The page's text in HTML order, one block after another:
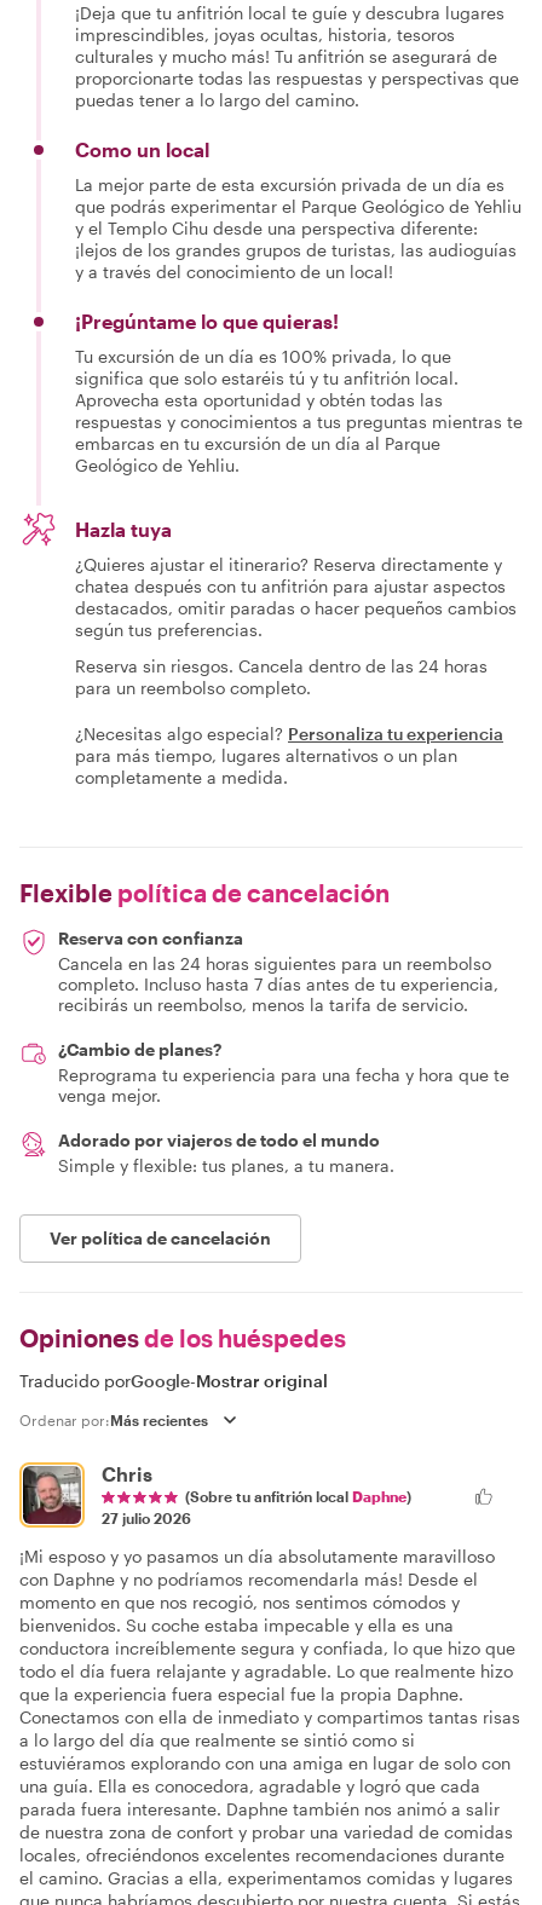
¡Deja que tu anfitrión local te guíe y descubra lugares
imprescindibles, joyas ocultas, historia, tesoros
culturales y mucho más! Tu anfitrión se asegurará de
proporcionarte todas las respuestas y perspectivas que
puedas tener a lo largo del camino.
Como un local
La mejor parte de esta excursión privada de un día es
que podrás experimentar el Parque Geológico de Yehliu
y el Templo Cihu desde una perspectiva diferente:
¡lejos de los grandes grupos de turistas, las audioguías
y a través del conocimiento de un local!
¡Pregúntame lo que quieras!
Tu excursión de un día es 100% privada, lo que
significa que solo estaréis tú y tu anfitrión local.
Aprovecha esta oportunidad y obtén todas las
respuestas y conocimientos a tus preguntas mientras te
embarcas en tu excursión de un día al Parque
Geológico de Yehliu.
Hazla tuya
¿Quieres ajustar el itinerario? Reserva directamente y
chatea después con tu anfitrión para ajustar aspectos
destacados, omitir paradas o hacer pequeños cambios
según tus preferencias.
Reserva sin riesgos. Cancela dentro de las 24 horas
para un reembolso completo.
¿Necesitas algo especial? Personaliza tu experiencia
para más tiempo, lugares alternativos o un plan
completamente a medida.
Flexible política de cancelación
Reserva con confianza
Cancela en las 24 horas siguientes para un reembolso
completo. Incluso hasta 7 días antes de tu experiencia,
recibirás un reembolso, menos la tarifa de servicio.
¿Cambio de planes?
Reprograma tu experiencia para una fecha y hora que te
venga mejor.
Adorado por viajeros de todo el mundo
Simple y flexible: tus planes, a tu manera.
Ver política de cancelación
Opinionesde los huéspedes
Traducido porGoogle-Mostrar original
Ordenar por:
Chris
(Sobre tu anfitrión local Daphne)
27 julio 2026
¡Mi esposo y yo pasamos un día absolutamente maravilloso
con Daphne y no podríamos recomendarla más! Desde el
momento en que nos recogió, nos sentimos cómodos y
bienvenidos. Su coche estaba impecable y ella es una
conductora increíblemente segura y confiada, lo que hizo que
todo el día fuera relajante y agradable. Lo que realmente hizo
que la experiencia fuera especial fue la propia Daphne.
Conectamos con ella de inmediato y compartimos tantas risas
a lo largo del día que realmente se sintió como si
estuviéramos explorando con una amiga en lugar de solo con
una guía. Ella es conocedora, agradable y logró que cada
parada fuera interesante. Daphne también nos animó a salir
de nuestra zona de confort y probar una variedad de comidas
locales, ofreciéndonos excelentes recomendaciones durante
el camino. Gracias a ella, experimentamos comidas y lugares
que nunca habríamos descubierto por nuestra cuenta. Si estás